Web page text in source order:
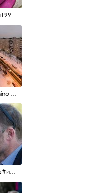
#москвичка1990@#июль2016 #вднх2016 #1990
#spb#kupchino #крышапотекла
#ильяносков#ильяносков2016#очеммолчатфранцузы #санктпетербург #кино#фильфильфильм @ilya_noskov_official